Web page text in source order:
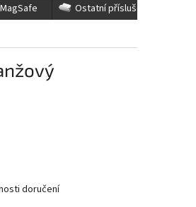
MagSafe
Ostatní příslušenství
doručení